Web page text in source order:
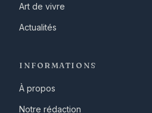
Art de vivre
Actualités
INFORMATIONS
À propos
Notre rédaction